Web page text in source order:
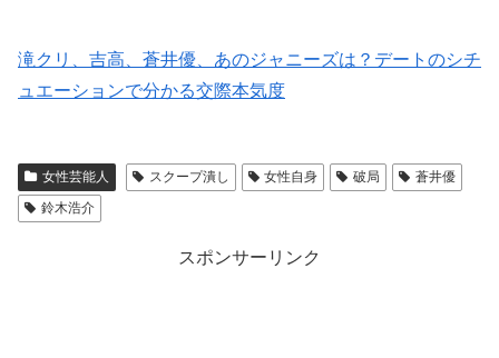
滝クリ、吉高、蒼井優、あのジャニーズは？デートのシチ
ュエーションで分かる交際本気度
女性芸能人 スクープ潰し 女性自身 破局
蒼井優
鈴木浩介
スポンサーリンク